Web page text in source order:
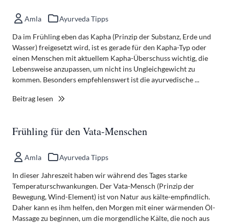
Amla Ayurveda Tipps
Da im Frühling eben das Kapha (Prinzip der Substanz, Erde und
Wasser) freigesetzt wird, ist es gerade für den Kapha-Typ oder
einen Menschen mit aktuellem Kapha-Überschuss wichtig, die
Lebensweise anzupassen, um nicht ins Ungleichgewicht zu
kommen. Besonders empfehlenswert ist die ayurvedische ...
Beitrag lesen
Frühling für den Vata-Menschen
Amla Ayurveda Tipps
In dieser Jahreszeit haben wir während des Tages starke
Temperaturschwankungen. Der Vata-Mensch (Prinzip der
Bewegung, Wind-Element) ist von Natur aus kälte-empfindlich.
Daher kann es ihm helfen, den Morgen mit einer wärmenden Öl-
Massage zu beginnen, um die morgendliche Kälte, die noch aus